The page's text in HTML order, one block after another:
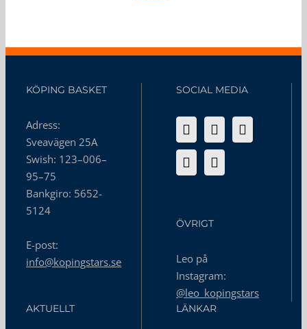
KÖPING BASKET
Adress:
Sveavägen 25A
Swish: 123–006–
95–75
Bankgiro: 5652-
5124
E-post:
info@kopingstars.se
SOCIAL MEDIA
ÖVRIGT
Leo på
Instagram:
@leo_kopingstars
AKTUELLT LÄNKAR